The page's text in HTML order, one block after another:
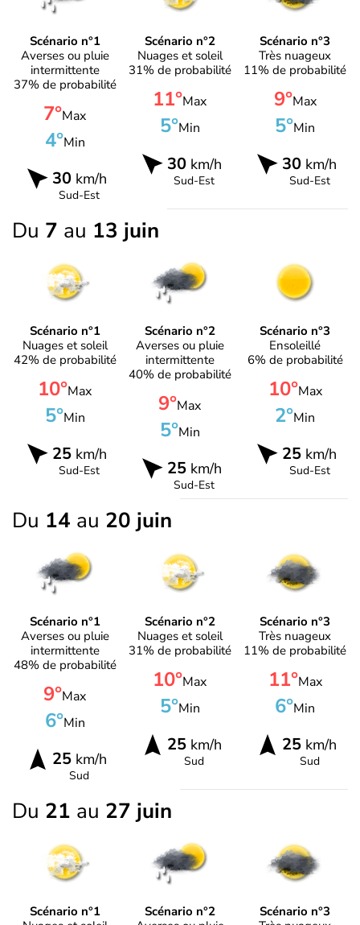
Scénario n°1
Averses ou pluie
intermittente
37% de probabilité
7°Max
4°Min
30km/h
Sud-Est
Scénario n°2
Nuages et soleil
31% de probabilité
11°Max
5°Min
30km/h
Sud-Est
Scénario n°3
Très nuageux
11% de probabilité
9°Max
5°Min
30 km/h
Sud-Est
Du 7 au 13 juin
Scénario n°1
Nuages et soleil
42% de probabilité
10°Max
5°Min
25km/h
Sud-Est
Scénario n°2
Averses ou pluie
intermittente
40% de probabilité
9°Max
5°Min
25km/h
Sud-Est
Scénario n°3
Ensoleillé
6% de probabilité
10°Max
2°Min
25 km/h
Sud-Est
Du 14 au 20 juin
Scénario n°1
Averses ou pluie
intermittente
48% de probabilité
9°Max
6°Min
25km/h
Sud
Scénario n°2
Nuages et soleil
31% de probabilité
10°Max
5°Min
25km/h
Sud
Scénario n°3
Très nuageux
11% de probabilité
11°Max
6°Min
25 km/h
Sud
Du 21 au 27 juin
Scénario n°1
Scénario n°2
Scénario n°3